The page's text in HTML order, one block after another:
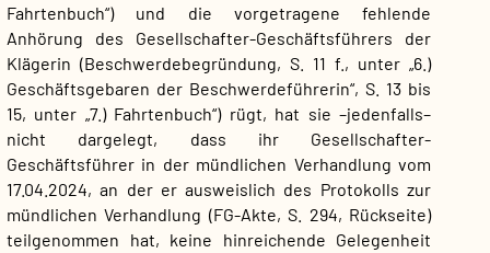
Fahrtenbuch“) und die vorgetragene fehlende
Anhörung des Gesellschafter-Geschäftsführers der
Klägerin (Beschwerdebegründung, S. 11 f., unter „6.)
Geschäftsgebaren der Beschwerdeführerin“, S. 13 bis
15, unter „7.) Fahrtenbuch“) rügt, hat sie –jedenfalls–
nicht dargelegt, dass ihr Gesellschafter-
Geschäftsführer in der mündlichen Verhandlung vom
17.04.2024, an der er ausweislich des Protokolls zur
mündlichen Verhandlung (FG-Akte, S. 294, Rückseite)
teilgenommen hat, keine hinreichende Gelegenheit